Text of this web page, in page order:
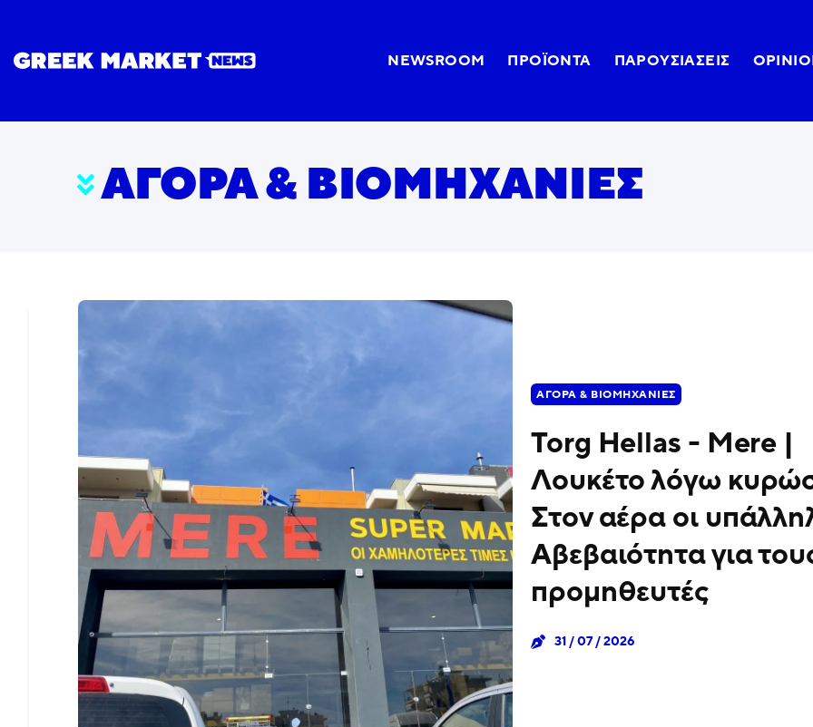
NEWSROOM ΠΡΟΪΌΝΤΑ ΠΑΡΟΥΣΙΆΣΕΙΣ
ΑΓΟΡΆ & ΒΙΟΜΗΧΑΝΊΕΣ
ΑΓΟΡΆ & ΒΙΟΜΗΧΑΝΊΕΣ
Torg Hellas - Mere |
Λουκέτο λόγω
Στον αέρα οι
Αβεβαιότητα για
προμηθευτές
31 / 07 / 2026